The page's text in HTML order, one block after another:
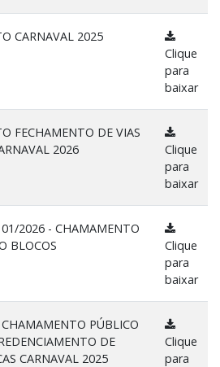
CARNAVAL 2025
Clique
para
baixar
FECHAMENTO DE VIAS
2026
Clique
para
baixar
2026 - CHAMAMENTO
BLOCOS
Clique
para
baixar
PÚBLICO
DE
CARNAVAL 2025
Clique
para